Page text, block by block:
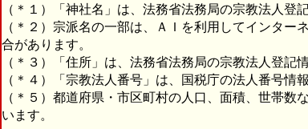
（＊１）「神社名」は、法務省法務局の宗教法人登
（＊２）宗派名の一部は、ＡＩを利用してインタ
合があります。
（＊３）「住所」は、法務省法務局の宗教法人登記
（＊４）「宗教法人番号」は、国税庁の法人番号情
（＊５）都道府県・市区町村の人口、面積、世帯
います。